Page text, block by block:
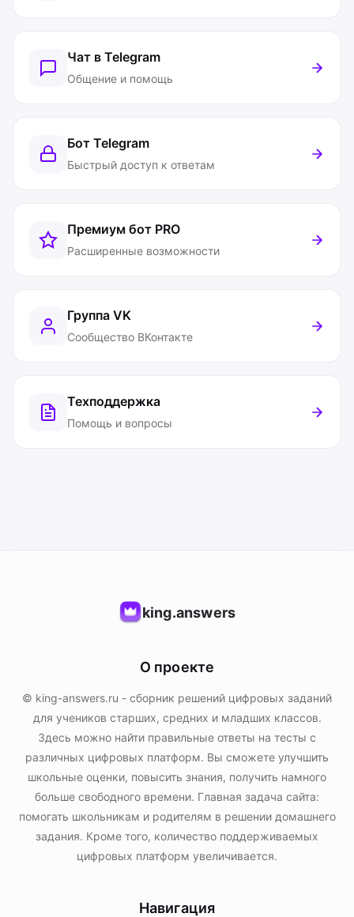
Чат в Telegram
Общение и помощь
Бот Telegram
Быстрый доступ к ответам
Премиум бот PRO
Расширенные возможности
Группа VK
Сообщество ВКонтакте
Техподдержка
Помощь и вопросы
king.answers
О проекте
© king-answers.ru - сборник решений цифровых заданий
для учеников старших, средних и младших классов.
Здесь можно найти правильные ответы на тесты с
различных цифровых платформ. Вы сможете улучшить
школьные оценки, повысить знания, получить намного
больше свободного времени. Главная задача сайта:
помогать школьникам и родителям в решении домашнего
задания. Кроме того, количество поддерживаемых
цифровых платформ увеличивается.
Навигация